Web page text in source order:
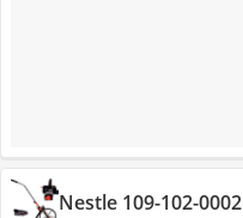
Nestle 109-102-0002